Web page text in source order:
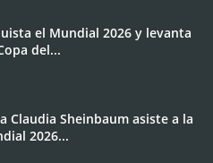
el Mundial 2026 y levanta
del...
Claudia Sheinbaum asiste a la
2026...